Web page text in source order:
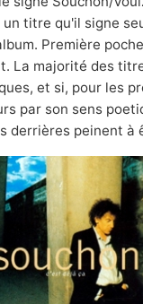
titre qu'il signe
Première
La majorité des
et si, pour les
par son sens
derrières peinent à